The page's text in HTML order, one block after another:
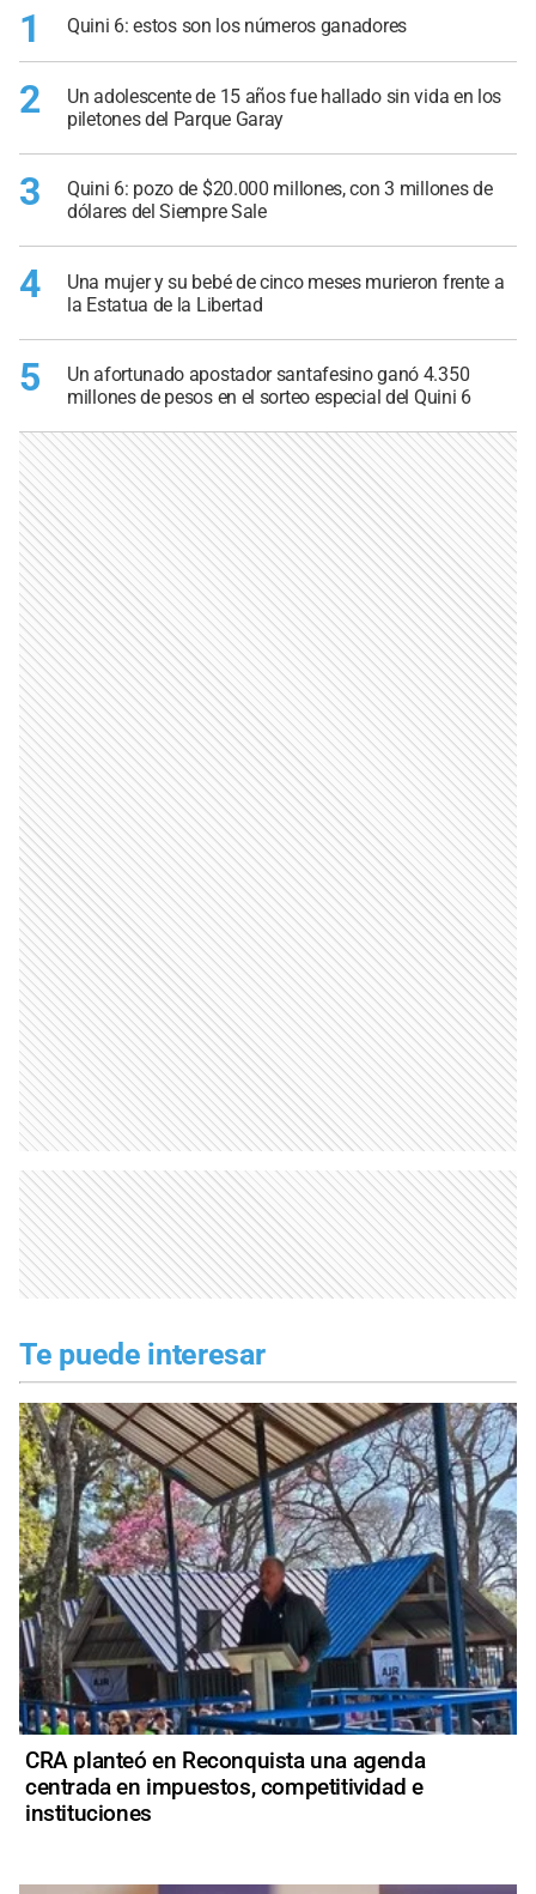
1 Quini 6: estos son los números ganadores
2
Un adolescente de 15 años fue hallado sin vida en los
piletones del Parque Garay
3
Quini 6: pozo de $20.000 millones, con 3 millones de
dólares del Siempre Sale
4
Una mujer y su bebé de cinco meses murieron frente a
la Estatua de la Libertad
5
Un afortunado apostador santafesino ganó 4.350
millones de pesos en el sorteo especial del Quini 6
Te puede interesar
CRA planteó en Reconquista una agenda
centrada en impuestos, competitividad e
instituciones